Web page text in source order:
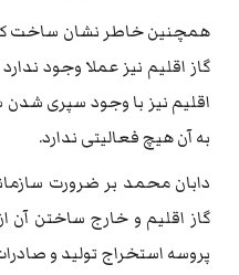
همچنین خاطر نشان ساخت
گاز اقلیم نیز عملا وجود
اقلیم نیز با وجود سپری
به آن هیچ فعالیتی ندارد.
دابان محمد بر ضرورت
گاز اقلیم و خارج ساختن
پروسه استخراج تولید و